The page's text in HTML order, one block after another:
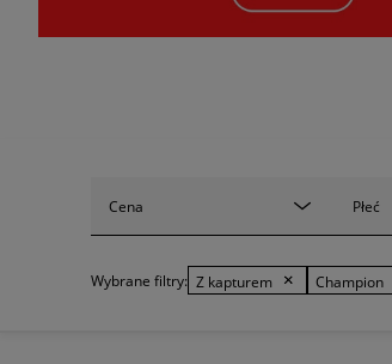
Cena Płeć
Wybrane filtry: Z kapturem Champion